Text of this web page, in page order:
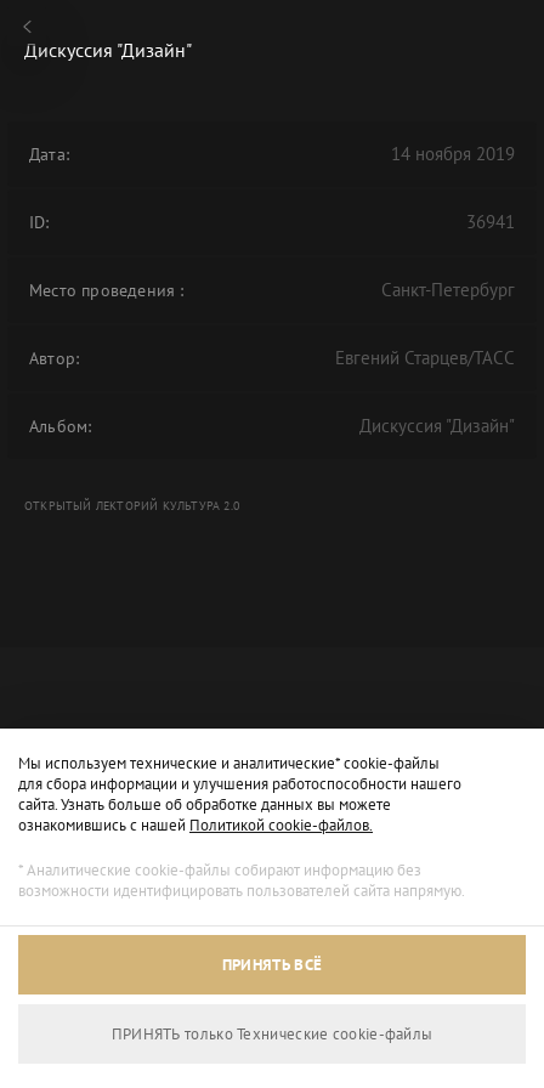
В АРХИВЕ
Архивный режим
Дискуссия "Дизайн"
Дата: 14 ноября 2019
ID: 36941
Место проведения : Санкт-Петербург
Автор: Евгений Старцев/ТАСС
Альбом: Дискуссия "Дизайн"
ОТКРЫТЫЙ ЛЕКТОРИЙ КУЛЬТУРА 2.0
Мы используем технические и аналитические* cookie-файлы
для сбора информации и улучшения работоспособности нашего
сайта. Узнать больше об обработке данных вы можете
ознакомившись с нашей Политикой cookie-файлов.
* Аналитические cookie-файлы собирают информацию без
возможности идентифицировать пользователей сайта напрямую.
ПРИНЯТЬ ВСЁ
ПРИНЯТЬ только Технические сookie-файлы